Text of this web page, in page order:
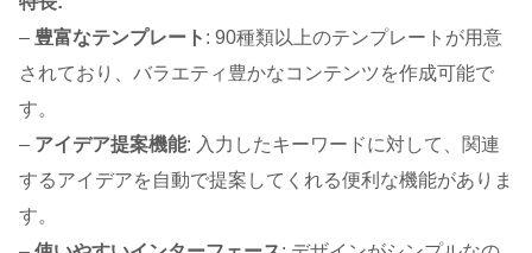
– 豊富なテンプレート : 90種類以上のテンプレートが用意
されており、バラエティ豊かなコンテンツを作成可能で
す。
– アイデア提案機能: 入力したキーワードに対して、関連
するアイデアを自動で提案してくれる便利な機能がありま
す。